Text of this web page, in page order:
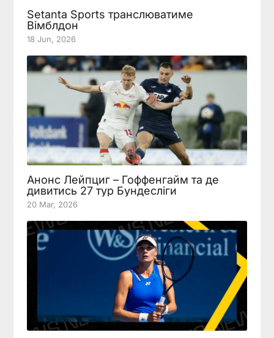
Setanta Sports транслюватиме
Вімблдон
18 Jun, 2026
Анонс Лейпциг – Гоффенгайм та де
дивитись 27 тур Бундесліги
20 Mar, 2026